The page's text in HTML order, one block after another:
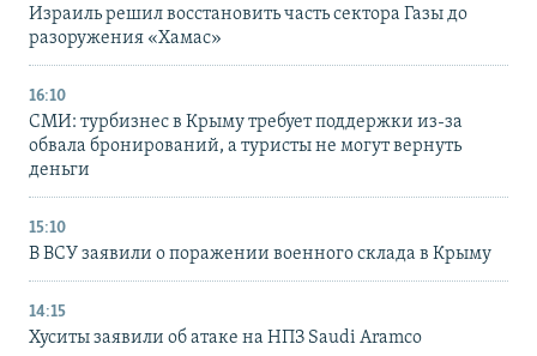
Израиль решил восстановить часть сектора Газы до
разоружения «Хамас»
16:10
СМИ: турбизнес в Крыму требует поддержки из-за
обвала бронирований, а туристы не могут вернуть
деньги
15:10
В ВСУ заявили о поражении военного склада в Крыму
14:15
Хуситы заявили об атаке на НПЗ Saudi Aramco